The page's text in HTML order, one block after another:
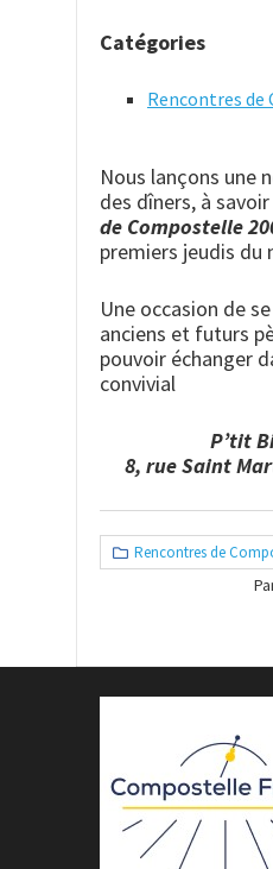
Catégories
Rencontres de
Nous lançons une
des dîners, à savoir
de Compostelle
premiers jeudis du
Une occasion de
anciens et futurs
pouvoir échanger
convivial
P’tit
8, rue Saint
Rencontres de